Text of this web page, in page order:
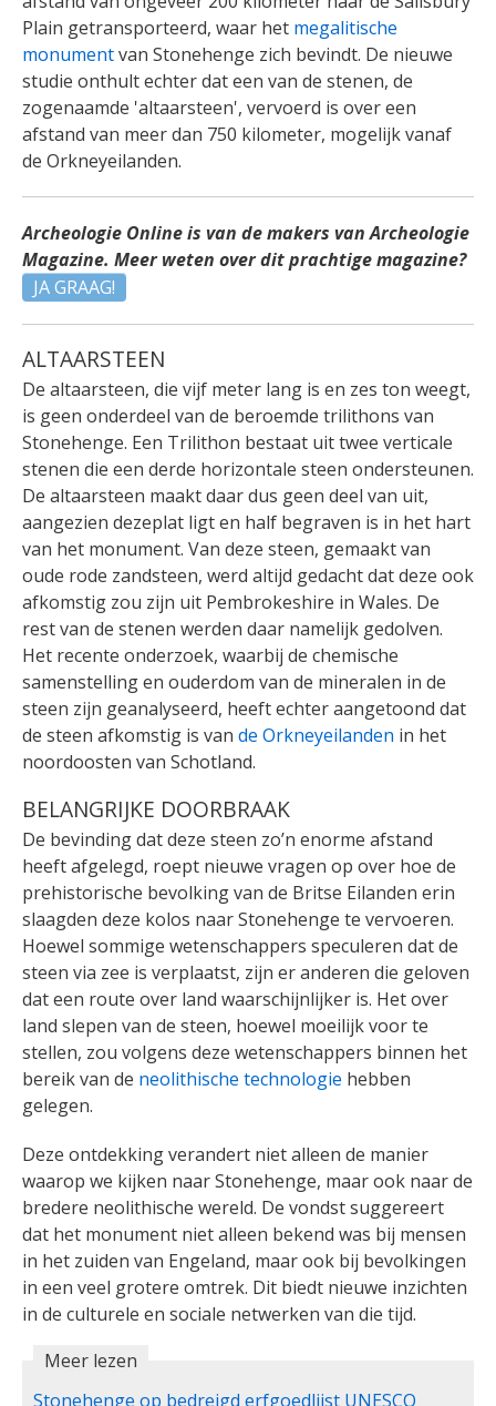
Plain getransporteerd, waar het megalitische
monumentvan Stonehenge zich bevindt. De nieuwe
studie onthult echter dat een van de stenen, de
zogenaamde 'altaarsteen', vervoerd is over een
afstand van meer dan 750 kilometer, mogelijk vanaf
de Orkneyeilanden.
Archeologie Online is van de makers van Archeologie
Magazine. Meer weten over dit prachtige magazine?
JA GRAAG!
ALTAARSTEEN
De altaarsteen, die vijf meter lang is en zes ton weegt,
is geen onderdeel van de beroemde trilithons van
Stonehenge. Een Trilithon bestaat uit twee verticale
stenen die een derde horizontale steen ondersteunen.
De altaarsteen maakt daar dus geen deel van uit,
aangezien dezeplat ligt en half begraven is in het hart
van het monument. Van deze steen, gemaakt van
oude rode zandsteen, werd altijd gedacht dat deze ook
afkomstig zou zijn uit Pembrokeshire in Wales. De
rest van de stenen werden daar namelijk gedolven.
Het recente onderzoek, waarbij de chemische
samenstelling en ouderdom van de mineralen in de
steen zijn geanalyseerd, heeft echter aangetoond dat
de steen afkomstig is van de Orkneyeilanden in het
noordoosten van Schotland.
BELANGRIJKE DOORBRAAK
De bevinding dat deze steen zo’n enorme afstand
heeft afgelegd, roept nieuwe vragen op over hoe de
prehistorische bevolking van de Britse Eilanden erin
slaagden deze kolos naar Stonehenge te vervoeren.
Hoewel sommige wetenschappers speculeren dat de
steen via zee is verplaatst, zijn er anderen die geloven
dat een route over land waarschijnlijker is. Het over
land slepen van de steen, hoewel moeilijk voor te
stellen, zou volgens deze wetenschappers binnen het
bereik van de neolithische technologie hebben
gelegen.
Deze ontdekking verandert niet alleen de manier
waarop we kijken naar Stonehenge, maar ook naar de
bredere neolithische wereld. De vondst suggereert
dat het monument niet alleen bekend was bij mensen
in het zuiden van Engeland, maar ook bij bevolkingen
in een veel grotere omtrek. Dit biedt nieuwe inzichten
in de culturele en sociale netwerken van die tijd.
Meer lezen
Stonehenge op bedreigd erfgoedlijst UNESCO